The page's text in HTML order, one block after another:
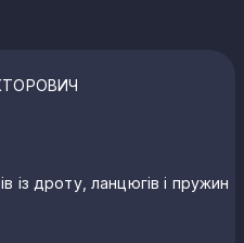
із дроту, ланцюгів і пружин